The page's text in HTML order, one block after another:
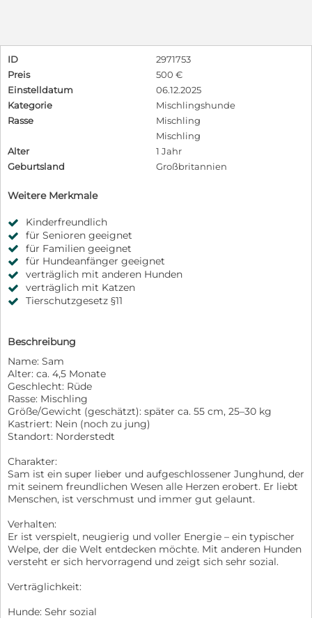
ID
2971753
Preis
500 €
Einstelldatum
06.12.2025
Kategorie
Mischlingshunde
Rasse
Mischling
Mischling
Alter
1 Jahr
Geburtsland
Großbritannien
Weitere Merkmale
Kinderfreundlich
für Senioren geeignet
für Familien geeignet
für Hundeanfänger geeignet
verträglich mit anderen Hunden
verträglich mit Katzen
Tierschutzgesetz §11
Beschreibung
Name: Sam
Alter: ca. 4,5 Monate
Geschlecht: Rüde
Rasse: Mischling
Größe/Gewicht (geschätzt): später ca. 55 cm, 25–30 kg
Kastriert: Nein (noch zu jung)
Standort: Norderstedt
Charakter:
Sam ist ein super lieber und aufgeschlossener Junghund, der
mit seinem freundlichen Wesen alle Herzen erobert. Er liebt
Menschen, ist verschmust und immer gut gelaunt.
Verhalten:
Er ist verspielt, neugierig und voller Energie – ein typischer
Welpe, der die Welt entdecken möchte. Mit anderen Hunden
versteht er sich hervorragend und zeigt sich sehr sozial.
Verträglichkeit:
Hunde: Sehr sozial